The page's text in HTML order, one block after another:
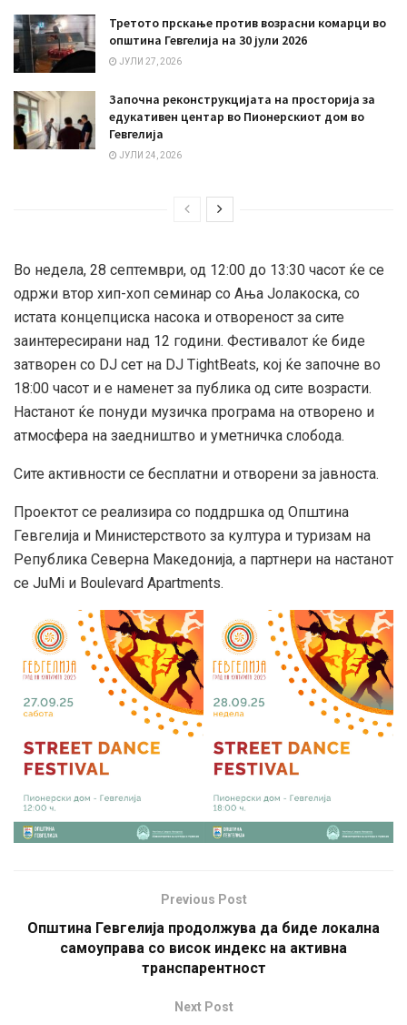
Третото прскање против возрасни комарци во
општина Гевгелија на 30 јули 2026
ЈУЛИ 27, 2026
Започна реконструкцијата на просторија за
едукативен центар во Пионерскиот дом во
Гевгелија
ЈУЛИ 24, 2026
Во недела, 28 септември, од 12:00 до 13:30 часот ќе се
одржи втор хип-хоп семинар со Ања Јолакоска, со
истата концепциска насока и отвореност за сите
заинтересирани над 12 години. Фестивалот ќе биде
затворен со DJ сет на DJ TightBeats, кој ќе започне во
18:00 часот и е наменет за публика од сите возрасти.
Настанот ќе понуди музичка програма на отворено и
атмосфера на заедништво и уметничка слобода.
Сите активности се бесплатни и отворени за јавноста.
Проектот се реализира со поддршка од Општина
Гевгелија и Министерството за култура и туризам на
Република Северна Македонија, а партнери на настанот
се JuMi и Boulevard Apartments.
Previous Post
Општина Гевгелија продолжува да биде локална
самоуправа со висок индекс на активна
транспарентност
Next Post